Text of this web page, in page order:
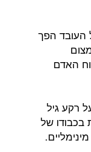
העובד הפך
האדם
רקע גיל
בכבודו של